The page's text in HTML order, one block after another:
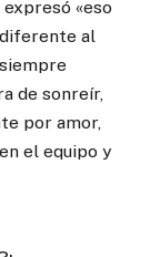
«eso
diferente al
de sonreír,
por amor,
el equipo y